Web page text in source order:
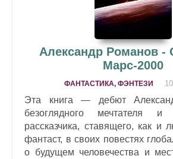
Александр Романов -
Марс-2000
ФАНТАСТИКА, ФЭНТЕЗИ
Эта книга — дебют
безоглядного мечтателя и
рассказчика, ставящего, как и
фантаст, в своих повестях
о будущем человечества и